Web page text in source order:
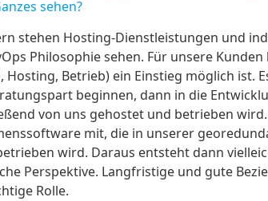
sehen?
stehen Hosting-Dienstleistungen und
Philosophie sehen. Für unsere
Betrieb) ein Einstieg möglich ist.
beginnen, dann in die
von uns gehostet und betrieben
mit, die in unserer
wird. Daraus entsteht dann
Perspektive. Langfristige und gute
Rolle.